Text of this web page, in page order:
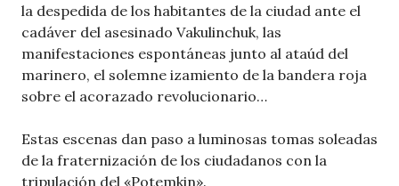
la despedida de los habitantes de la ciudad ante el
cadáver del asesinado Vakulinchuk, las
manifestaciones espontáneas junto al ataúd del
marinero, el solemne izamiento de la bandera roja
sobre el acorazado revolucionario…
Estas escenas dan paso a luminosas tomas soleadas
de la fraternización de los ciudadanos con la
tripulación del «Potemkin».